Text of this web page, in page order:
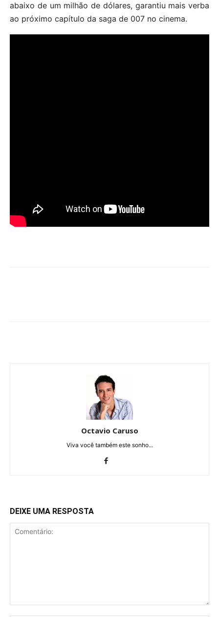
abaixo de um milhão de dólares, garantiu mais verba
ao próximo capítulo da saga de 007 no cinema.
Octavio Caruso
Viva você também este sonho...
DEIXE UMA RESPOSTA